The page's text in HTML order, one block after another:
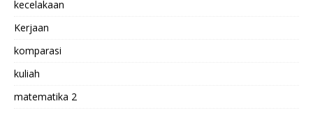
kecelakaan
Kerjaan
komparasi
kuliah
matematika 2